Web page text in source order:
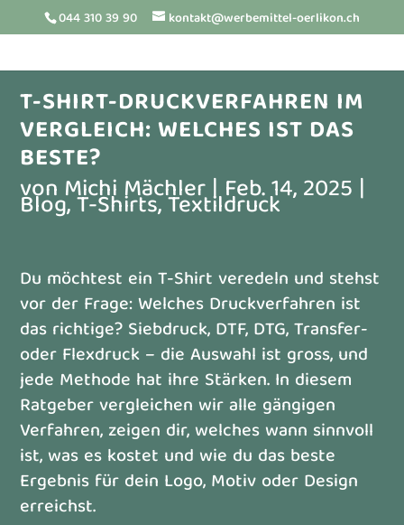
044 310 39 90 kontakt@werbemittel-oerlikon.ch
T-SHIRT-DRUCKVERFAHREN IM
VERGLEICH: WELCHES IST DAS
BESTE?
vonMichi Mächler|Feb. 14, 2025 |
Blog,T-Shirts,Textildruck
Du möchtest ein T-Shirt veredeln und stehst
vor der Frage: Welches Druckverfahren ist
das richtige? Siebdruck, DTF, DTG, Transfer-
oder Flexdruck – die Auswahl ist gross, und
jede Methode hat ihre Stärken. In diesem
Ratgeber vergleichen wir alle gängigen
Verfahren, zeigen dir, welches wann sinnvoll
ist, was es kostet und wie du das beste
Ergebnis für dein Logo, Motiv oder Design
erreichst.